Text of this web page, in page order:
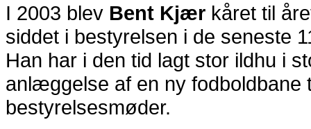
I 2003 blev Bent Kjær kåret til
siddet i bestyrelsen i de seneste
Han har i den tid lagt stor ildhu i
anlæggelse af en ny fodboldbane
bestyrelsesmøder.